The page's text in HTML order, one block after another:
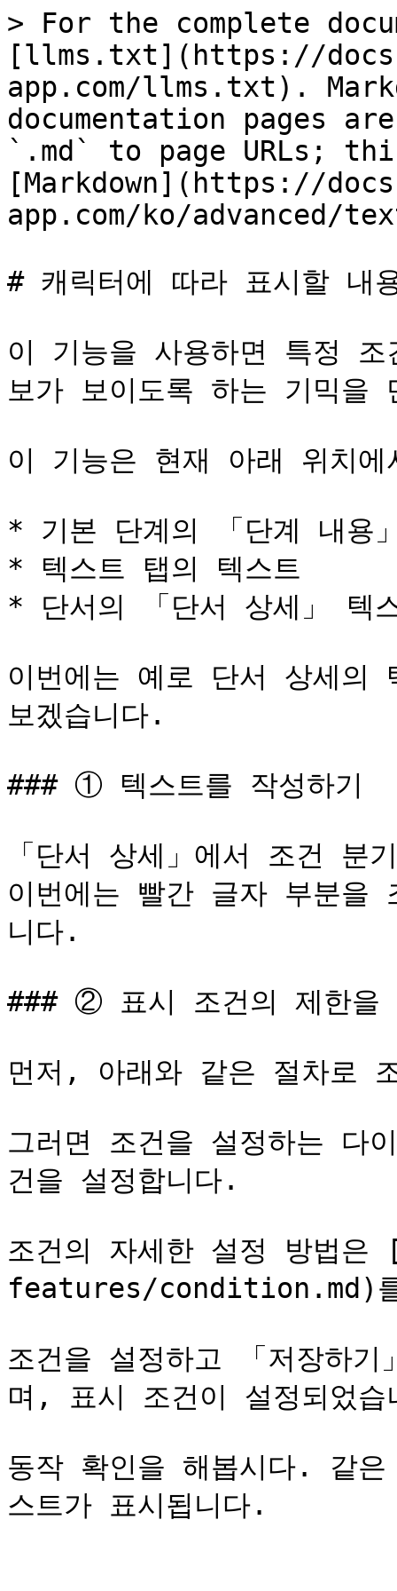
> For the complete
[llms.txt](https://
app.com/llms.txt).
documentation pages
`.md` to page URLs;
[Markdown](https://
app.com/ko/advanced/
# 캐릭터에 따라 표시할 내
이 기능을 사용하면 특정
보가 보이도록 하는 기믹을
이 기능은 현재 아래 위치
* 기본 단계의 「단계 내용
* 텍스트 탭의 텍스트
* 단서의 「단서 상세」 텍
이번에는 예로 단서 상세의
보겠습니다.
### ① 텍스트를 작성하기
「단서 상세」에서 조건 분
이번에는 빨간 글자 부분을
니다.
### ② 표시 조건의 제한을
먼저, 아래와 같은 절차로
그러면 조건을 설정하는 다
건을 설정합니다.
조건의 자세한 설정 방법
features/condition.md)
조건을 설정하고 「저장하
며, 표시 조건이 설정되었습
동작 확인을 해봅시다. 같